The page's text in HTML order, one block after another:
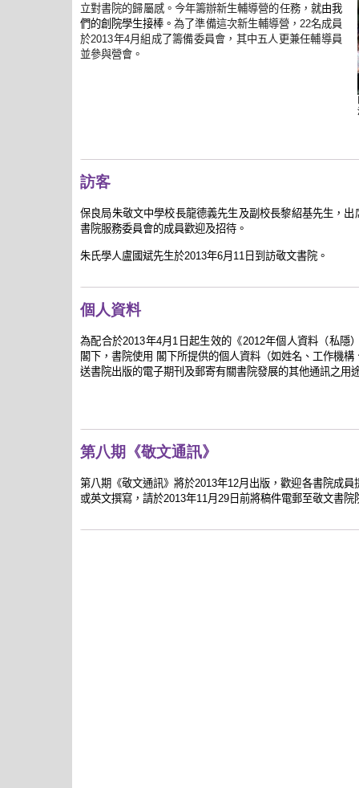
立對書院的歸屬感。今年籌辦新生輔導營的任務， 就由我
們的創院學生接棒。為了準備這次新生輔導營， 22名成員
於2013年4月組成了籌備委員會，其中五人更兼任輔導員
並參與營會。
訪客
保良局朱敬文中學校長龍德義先生及副校長黎紹基先生，
書院服務委員會的成員歡迎及招待。
朱氏學人盧國斌先生於2013年6月11日到訪敬文書院。
個人資料
為配合於2013年4月 1 日起生效的《2012年個人資料（私隱
閣下，書院使用 閣下所提供的個人資料（如姓名、工作機
送書院出版的電子期刊及郵寄有關書院發展的其他通訊之用
第八期《敬文通訊》
第八期《敬文通訊》將於2013年12月出版，歡迎各書院成
或英文撰寫，請於2013年11月29日前將稿件電郵至敬文書院